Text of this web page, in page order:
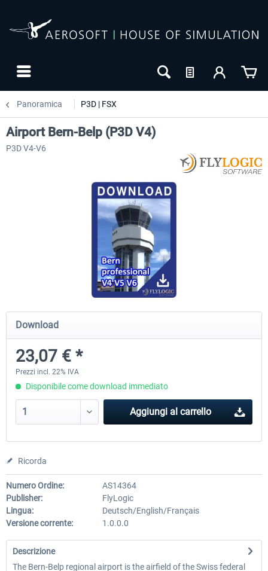
Panoramica P3D | FSX
Airbus A320/A321
43,40 € *
Aerosoft A330
Airport Bern-Belp (P3D V4)
P3D V4-V6
Download
23,07 € *
Prezzi incl. 22% IVA
Disponibile come download immediato
Aggiungi al carrello
Ricorda
Numero Ordine:
AS14364
Publisher:
FlyLogic
Lingua:
Deutsch/English/Français
Versione corrente:
1.0.0.0
Descrizione
The Bern-Belp regional airport is the airfield of the Swiss federal